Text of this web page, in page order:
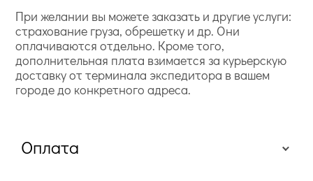
При желании вы можете заказать и другие услуги:
страхование груза, обрешетку и др. Они
оплачиваются отдельно. Кроме того,
дополнительная плата взимается за курьерскую
доставку от терминала экспедитора в вашем
городе до конкретного адреса.
Оплата